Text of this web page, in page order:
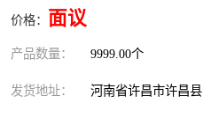
价格： 面议
产品数量： 9999.00个
发货地址： 河南省许昌市许昌县